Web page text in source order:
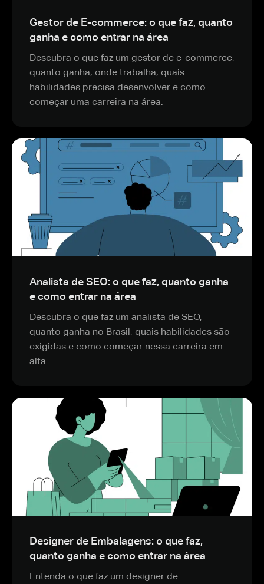
Gestor de E-commerce: o que faz, quanto
ganha e como entrar na área
Descubra o que faz um gestor de e-commerce,
quanto ganha, onde trabalha, quais
habilidades precisa desenvolver e como
começar uma carreira na área.
Analista de SEO: o que faz, quanto ganha
e como entrar na área
Descubra o que faz um analista de SEO,
quanto ganha no Brasil, quais habilidades são
exigidas e como começar nessa carreira em
alta.
Designer de Embalagens: o que faz,
quanto ganha e como entrar na área
Entenda o que faz um designer de